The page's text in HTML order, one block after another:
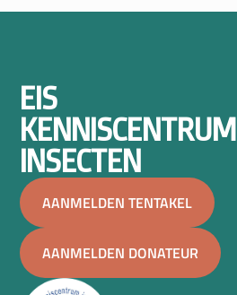
EIS
KENNISCENTRUM
INSECTEN
AANMELDEN TENTAKEL
AANMELDEN DONATEUR